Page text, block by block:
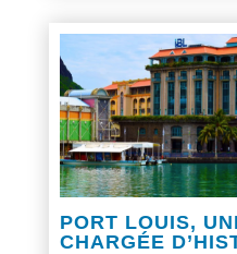
PORT LOUIS,
CHARGÉE